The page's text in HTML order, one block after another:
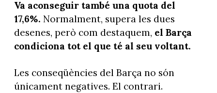
Va aconseguir també una quota del
17,6%. Normalment, supera les dues
desenes, però com destaquem, el Barça
condiciona tot el que té al seu voltant.
Les conseqüències del Barça no són
únicament negatives. El contrari.